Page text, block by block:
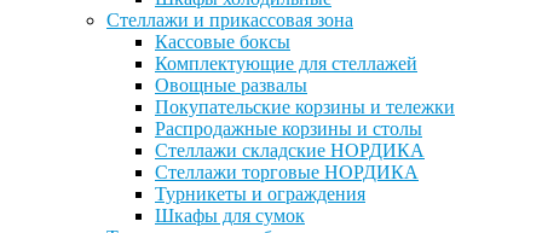
Стеллажи и прикассовая зона
Кассовые боксы
Комплектующие для стеллажей
Овощные развалы
Покупательские корзины и тележки
Распродажные корзины и столы
Стеллажи складские НОРДИКА
Стеллажи торговые НОРДИКА
Турникеты и ограждения
Шкафы для сумок